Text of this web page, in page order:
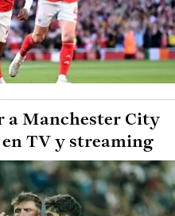
a Manchester City
TV y streaming